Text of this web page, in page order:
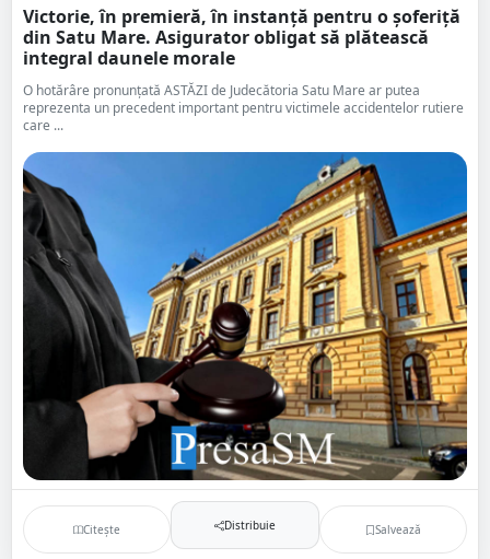
Victorie, în premieră, în instanță pentru o șoferiță
din Satu Mare. Asigurator obligat să plătească
integral daunele morale
O hotărâre pronunțată ASTĂZI de Judecătoria Satu Mare ar putea
reprezenta un precedent important pentru victimele accidentelor rutiere
care ...
Citește Distribuie Salvează